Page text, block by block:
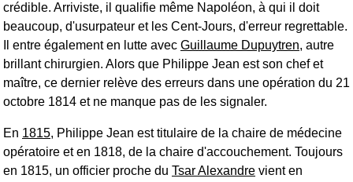
crédible. Arriviste, il qualifie même Napoléon, à qui il doit
beaucoup, d'usurpateur et les Cent-Jours, d'erreur regrettable.
Il entre également en lutte avec Guillaume Dupuytren, autre
brillant chirurgien. Alors que Philippe Jean est son chef et
maître, ce dernier relève des erreurs dans une opération du 21
octobre 1814 et ne manque pas de les signaler.
En 1815, Philippe Jean est titulaire de la chaire de médecine
opératoire et en 1818, de la chaire d'accouchement. Toujours
en 1815, un officier proche du Tsar Alexandre vient en